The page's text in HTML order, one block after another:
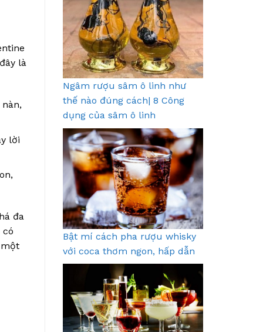
là
lời
đa
có
một
Ngâm rượu sâm ô linh như
thế nào đúng cách| 8 Công
dụng của sâm ô linh
Bật mí cách pha rượu whisky
với coca thơm ngon, hấp dẫn